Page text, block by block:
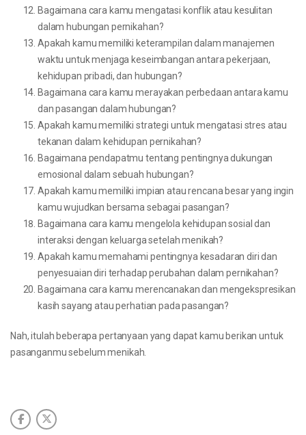
Bagaimana cara kamu mengatasi konflik atau kesulitan
dalam hubungan pernikahan?
Apakah kamu memiliki keterampilan dalam manajemen
waktu untuk menjaga keseimbangan antara pekerjaan,
kehidupan pribadi, dan hubungan?
Bagaimana cara kamu merayakan perbedaan antara kamu
dan pasangan dalam hubungan?
Apakah kamu memiliki strategi untuk mengatasi stres atau
tekanan dalam kehidupan pernikahan?
Bagaimana pendapatmu tentang pentingnya dukungan
emosional dalam sebuah hubungan?
Apakah kamu memiliki impian atau rencana besar yang ingin
kamu wujudkan bersama sebagai pasangan?
Bagaimana cara kamu mengelola kehidupan sosial dan
interaksi dengan keluarga setelah menikah?
Apakah kamu memahami pentingnya kesadaran diri dan
penyesuaian diri terhadap perubahan dalam pernikahan?
Bagaimana cara kamu merencanakan dan mengekspresikan
kasih sayang atau perhatian pada pasangan?
Nah, itulah beberapa pertanyaan yang dapat kamu berikan untuk
pasanganmu sebelum menikah.